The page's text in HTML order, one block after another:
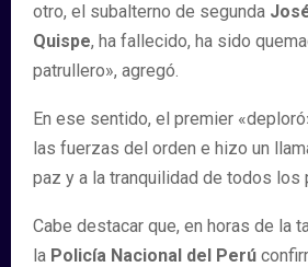
otro, el subalterno de segunda
Quispe, ha fallecido, ha sido
patrullero», agregó.
En ese sentido, el premier
las fuerzas del orden e hizo un
paz y a la tranquilidad de todos los
Cabe destacar que, en horas de la
la Policía Nacional del Perú